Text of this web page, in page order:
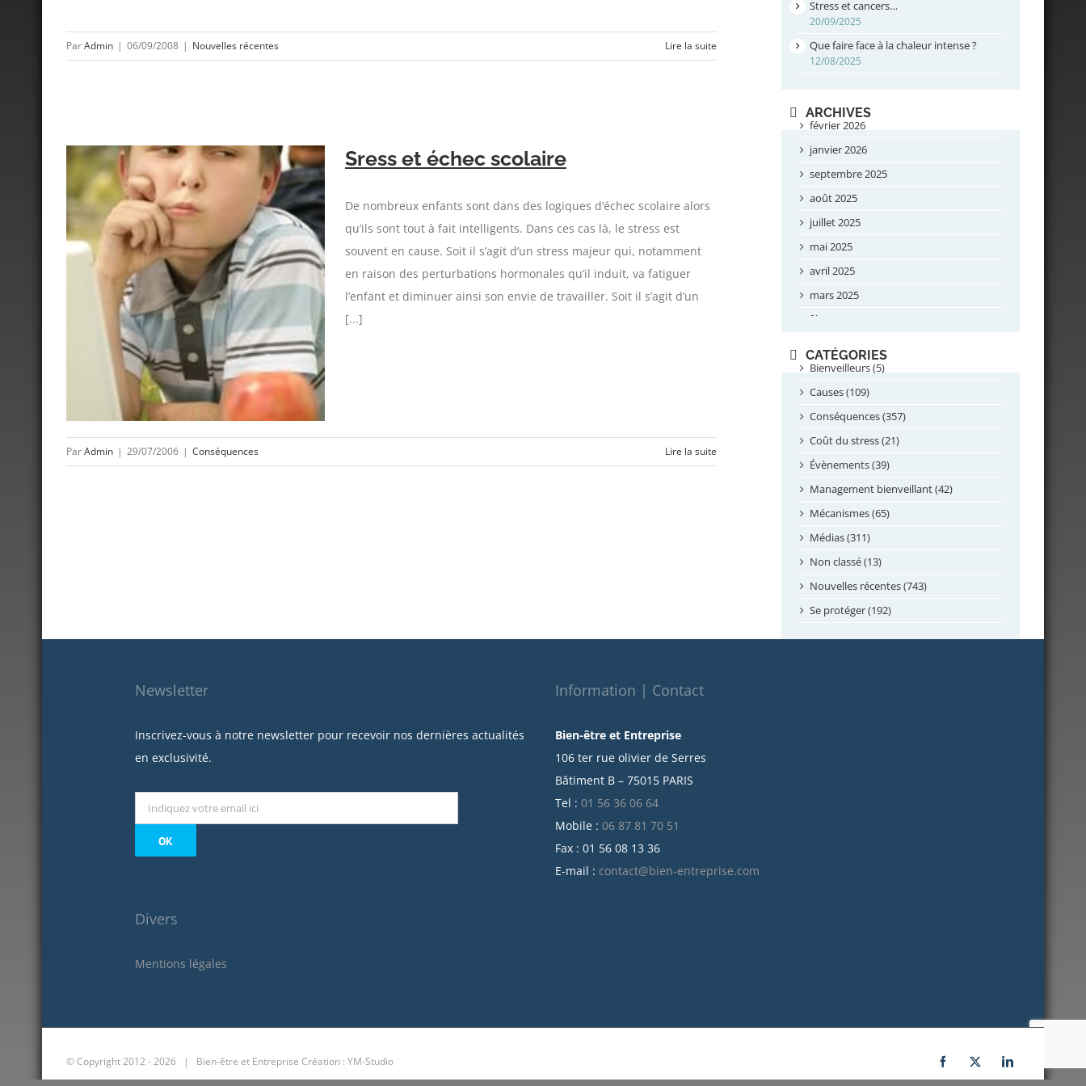
ParAdmin | 06/09/2008 | Nouvelles récentes Lire la suite
Sress et échec scolaire
De nombreux enfants sont dans des logiques d’échec scolaire alors
qu’ils sont tout à fait intelligents. Dans ces cas là, le stress est
souvent en cause. Soit il s’agit d’un stress majeur qui, notamment
en raison des perturbations hormonales qu’il induit, va fatiguer
l’enfant et diminuer ainsi son envie de travailler. Soit il s’agit d’un
[...]
ParAdmin | 29/07/2006 | Conséquences Lire la suite
Stress et cancers…
20/09/2025
Que faire face à la chaleur intense ?
12/08/2025
ARCHIVES
février 2026
janvier 2026
septembre 2025
août 2025
juillet 2025
mai 2025
avril 2025
mars 2025
février 2025
septembre 2024
août 2024
juillet 2024
juin 2024
mai 2024
avril 2024
février 2024
janvier 2024
novembre 2023
octobre 2023
septembre 2023
CATÉGORIES
Bienveilleurs (5)
Causes (109)
Conséquences (357)
Coût du stress (21)
Évènements (39)
Management bienveillant (42)
Mécanismes (65)
Médias (311)
Non classé (13)
Nouvelles récentes (743)
Se protéger (192)
Newsletter
Inscrivez-vous à notre newsletter pour recevoir nos dernières actualités
en exclusivité.
Divers
Mentions légales
Information | Contact
Bien-être et Entreprise
106 ter rue olivier de Serres
Bâtiment B – 75015 PARIS
Tel : 01 56 36 06 64
Mobile : 06 87 81 70 51
Fax : 01 56 08 13 36
E-mail : contact@bien-entreprise.com
© Copyright 2012 -2026 | Bien-être et Entreprise Création : YM-Studio Facebook
X LinkedIn